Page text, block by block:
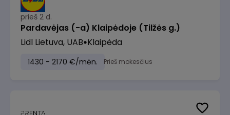
prieš 2 d.
Pardavėjas (-a) Klaipėdoje (Tilžės g.)
Lidl Lietuva, UAB Klaipėda
1430 - 2170 €/mėn. Prieš mokesčius